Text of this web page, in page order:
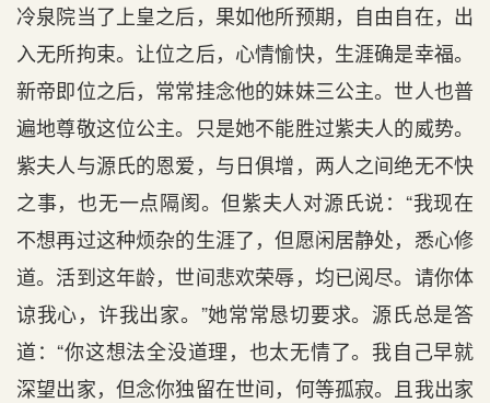
冷泉院当了上皇之后，果如他所预期，自由自在，出
入无所拘束。让位之后，心情愉快，生涯确是幸福。
新帝即位之后，常常挂念他的妹妹三公主。世人也普
遍地尊敬这位公主。只是她不能胜过紫夫人的威势。
紫夫人与源氏的恩爱，与日俱增，两人之间绝无不快
之事，也无一点隔阂。但紫夫人对源氏说：“我现在
不想再过这种烦杂的生涯了，但愿闲居静处，悉心修
道。活到这年龄，世间悲欢荣辱，均已阅尽。请你体
谅我心，许我出家。”她常常恳切要求。源氏总是答
道：“你这想法全没道理，也太无情了。我自己早就
深望出家，但念你独留在世间，何等孤寂。且我出家